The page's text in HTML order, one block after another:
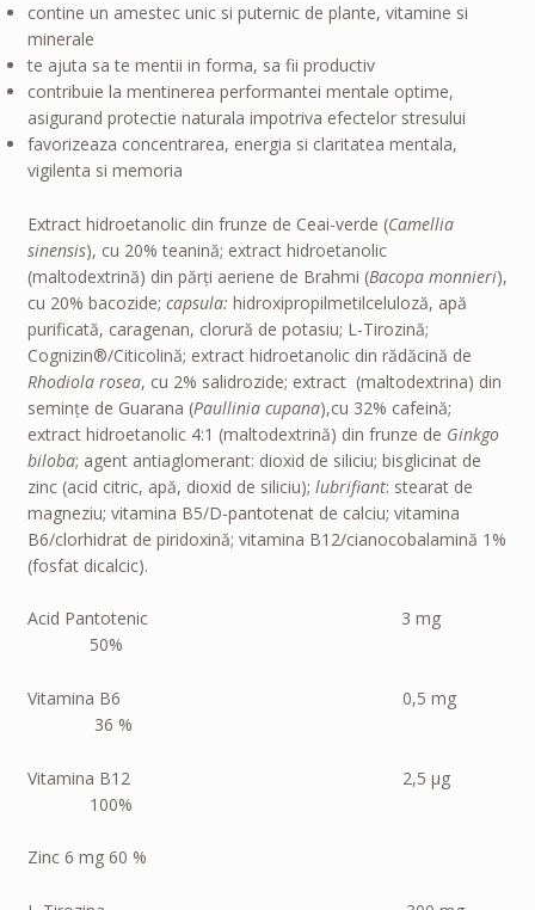
din 5
pe
baza
unei
singure
evaluări
contine un amestec unic si puternic de plante, vitamine si
minerale
te ajuta sa te mentii in forma, sa fii productiv
contribuie la mentinerea performantei mentale optime,
asigurand protectie naturala impotriva efectelor stresului
favorizeaza concentrarea, energia si claritatea mentala,
vigilenta si memoria
Extract hidroetanolic din frunze de Ceai-verde (Camellia
sinensis), cu 20% teanină; extract hidroetanolic
(maltodextrină) din părți aeriene de Brahmi (Bacopa monnieri),
cu 20% bacozide; capsula: hidroxipropilmetilceluloză, apă
purificată, caragenan, clorură de potasiu; L-Tirozină;
Cognizin®/Citicolină; extract hidroetanolic din rădăcină de
Rhodiola rosea, cu 2% salidrozide; extract (maltodextrina) din
semințe de Guarana (Paullinia cupana),cu 32% cafeină;
extract hidroetanolic 4:1 (maltodextrină) din frunze de Ginkgo
biloba; agent antiaglomerant: dioxid de siliciu; bisglicinat de
zinc (acid citric, apă, dioxid de siliciu); lubrifiant: stearat de
magneziu; vitamina B5/D-pantotenat de calciu; vitamina
B6/clorhidrat de piridoxină; vitamina B12/cianocobalamină 1%
(fosfat dicalcic).
Acid Pantotenic 3 mg
50%
Vitamina B6 0,5 mg
36 %
Vitamina B12 2,5 µg
100%
Zinc 6 mg 60 %